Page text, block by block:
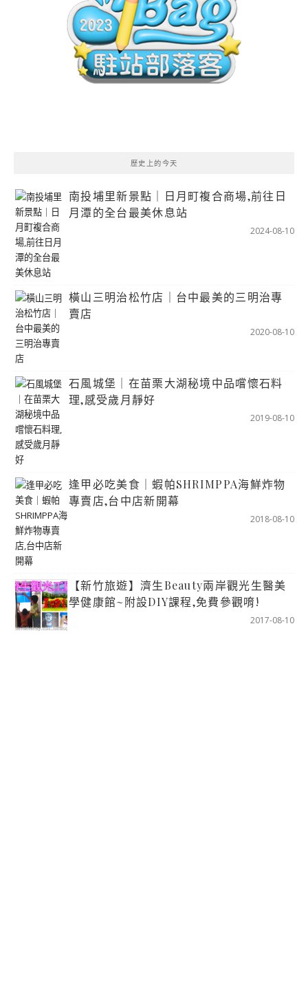
歷史上的今天
南投埔里新景點｜日月町複合商場,前往日
月潭的全台最美休息站
2024-08-10
橫山三明治松竹店｜台中最美的三明治專
賣店
2020-08-10
石風城堡｜在苗栗大湖秘境中品嚐懷石料
理,感受歲月靜好
2019-08-10
逢甲必吃美食｜蝦帕SHRIMPPA海鮮炸物
專賣店,台中店新開幕
2018-08-10
【新竹旅遊】濟生Beauty兩岸觀光生醫美
學健康館~附設DIY課程,免費參觀唷!
2017-08-10